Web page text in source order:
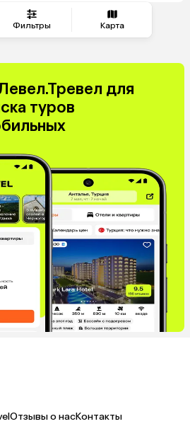
Фильтры Карта
для
туров
Отзывы о насКонтакты